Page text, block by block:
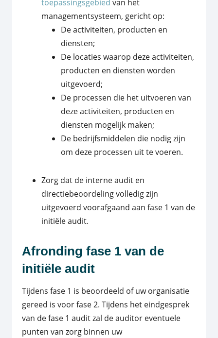
toepassingsgebied van het
managementsysteem, gericht op:
De activiteiten, producten en
diensten;
De locaties waarop deze activiteiten,
producten en diensten worden
uitgevoerd;
De processen die het uitvoeren van
deze activiteiten, producten en
diensten mogelijk maken;
De bedrijfsmiddelen die nodig zijn
om deze processen uit te voeren.
Zorg dat de interne audit en
directiebeoordeling volledig zijn
uitgevoerd voorafgaand aan fase 1 van de
initiële audit.
Afronding fase 1 van de
initiële audit
Tijdens fase 1 is beoordeeld of uw organisatie
gereed is voor fase 2. Tijdens het eindgesprek
van de fase 1 audit zal de auditor eventuele
punten van zorg binnen uw